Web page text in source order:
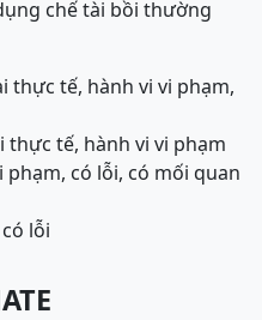
chế tài bồi thường
thực tế, hành vi vi phạm,
tế, hành vi vi phạm
phạm, có lỗi, có mối quan
lỗi